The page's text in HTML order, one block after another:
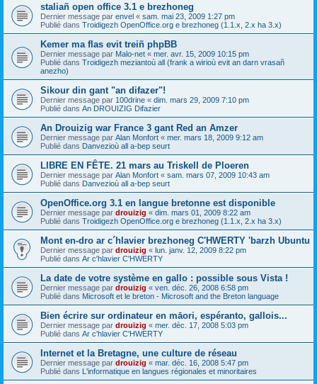
staliañ open office 3.1 e brezhoneg
Dernier message par envel « sam. mai 23, 2009 1:27 pm
Publié dans Troidigezh OpenOffice.org e brezhoneg (1.1.x, 2.x ha 3.x)
Kemer ma flas evit treiñ phpBB
Dernier message par Malo-net « mer. avr. 15, 2009 10:15 pm
Publié dans Troidigezh meziantoù all (frank a wirioù evit an darn vrasañ
anezho)
Sikour din gant "an difazer"!
Dernier message par 100drine « dim. mars 29, 2009 7:10 pm
Publié dans An DROUIZIG Difazier
An Drouizig war France 3 gant Red an Amzer
Dernier message par Alan Monfort « mer. mars 18, 2009 9:12 am
Publié dans Danvezioù all a-bep seurt
LIBRE EN FÊTE. 21 mars au Triskell de Ploeren
Dernier message par Alan Monfort « sam. mars 07, 2009 10:43 am
Publié dans Danvezioù all a-bep seurt
OpenOffice.org 3.1 en langue bretonne est disponible
Dernier message par drouizig « dim. mars 01, 2009 8:22 am
Publié dans Troidigezh OpenOffice.org e brezhoneg (1.1.x, 2.x ha 3.x)
Mont en-dro ar c´hlavier brezhoneg C'HWERTY 'barzh Ubuntu
Dernier message par drouizig « lun. janv. 12, 2009 8:22 pm
Publié dans Ar c'hlavier C'HWERTY
La date de votre système en gallo : possible sous Vista !
Dernier message par drouizig « ven. déc. 26, 2008 6:58 pm
Publié dans Microsoft et le breton - Microsoft and the Breton language
Bien écrire sur ordinateur en māori, espéranto, gallois...
Dernier message par drouizig « mer. déc. 17, 2008 5:03 pm
Publié dans Ar c'hlavier C'HWERTY
Internet et la Bretagne, une culture de réseau
Dernier message par drouizig « mar. déc. 16, 2008 5:47 pm
Publié dans L'informatique en langues régionales et minoritaires